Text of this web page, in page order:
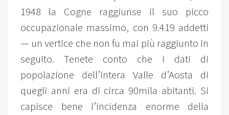
1948 la Cogne raggiunse il suo picco
occupazionale massimo, con 9.419 addetti
— un vertice che non fu mai più raggiunto in
seguito. Tenete conto che i dati di
popolazione dell’intera Valle d’Aosta di
quegli anni era di circa 90mila abitanti. Si
capisce bene l’incidenza enorme della